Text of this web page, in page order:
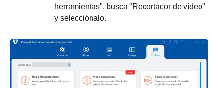
herramientas", busca "Recortador de vídeo"
y selecciónalo.